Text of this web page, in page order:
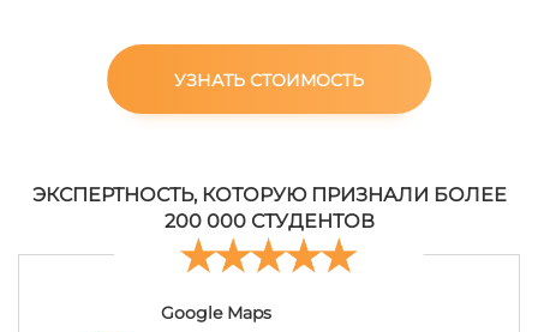
УЗНАТЬ СТОИМОСТЬ
ЭКСПЕРТНОСТЬ, КОТОРУЮ ПРИЗНАЛИ БОЛЕЕ
200 000 СТУДЕНТОВ
Google Maps